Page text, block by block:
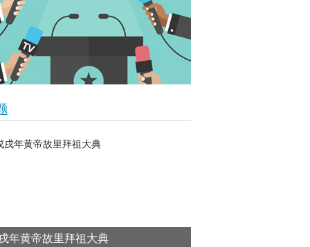
年黄帝故里拜祖大典